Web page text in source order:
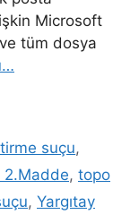
Microsoft
ve tüm dosya
suçu,
2.Madde, topo
, Yargıtay